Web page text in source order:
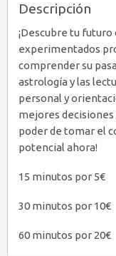
Descripción
¡Descubre tu
experimentados
comprender su
astrología y las
personal y
mejores decisiones
poder de tomar el
potencial ahora!
15 minutos por 5€
30 minutos por 10€
60 minutos por 20€